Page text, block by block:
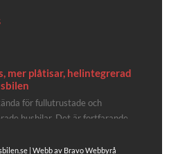
mer plåtisar, helintegrerad
för fullutrustade och
husbilar. Det är fortfarande
hela 3 nya utrustningsnivåer.
| Webb av Bravo Webbyrå